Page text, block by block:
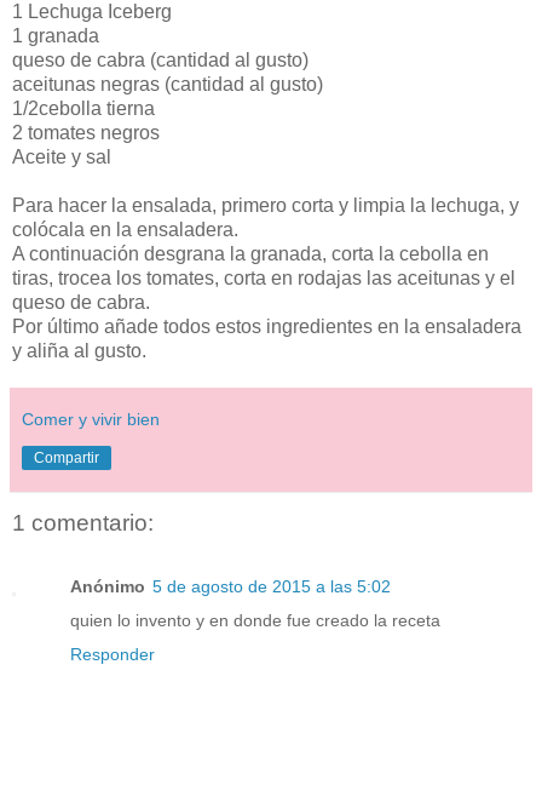
1 Lechuga Iceberg
1 granada
queso de cabra (cantidad al gusto)
aceitunas negras (cantidad al gusto)
1/2cebolla tierna
2 tomates negros
Aceite y sal
Para hacer la ensalada, primero corta y limpia la lechuga, y
colócala en la ensaladera.
A continuación desgrana la granada, corta la cebolla en
tiras, trocea los tomates, corta en rodajas las aceitunas y el
queso de cabra.
Por último añade todos estos ingredientes en la ensaladera
y aliña al gusto.
Comer y vivir bien
Compartir
1 comentario:
Anónimo 5 de agosto de 2015 a las 5:02
quien lo invento y en donde fue creado la receta
Responder